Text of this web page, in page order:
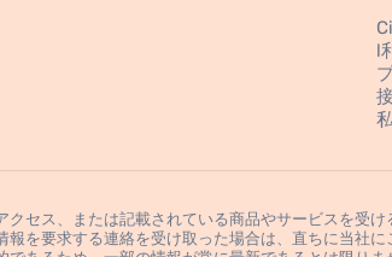
l
セス、または記載されている商品やサービスを受け
を要求する連絡を受け取った場合は、直ちに当社に